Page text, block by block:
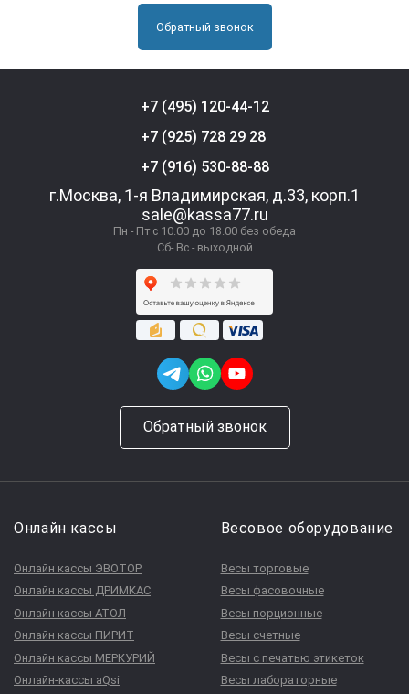
Обратный звонок
+7 (495) 120-44-12
+7 (925) 728 29 28
+7 (916) 530-88-88
г.Москва, 1-я Владимирская, д.33, корп.1
sale@kassa77.ru
Пн - Пт с 10.00 до 18.00 без обеда
Сб- Вс - выходной
Обратный звонок
Онлайн кассы
Онлайн кассы ЭВОТОР
Онлайн кассы ДРИМКАС
Онлайн кассы АТОЛ
Онлайн кассы ПИРИТ
Онлайн кассы МЕРКУРИЙ
Онлайн-кассы aQsi
Весовое оборудование
Весы торговые
Весы фасовочные
Весы порционные
Весы счетные
Весы с печатью этикеток
Весы лабораторные